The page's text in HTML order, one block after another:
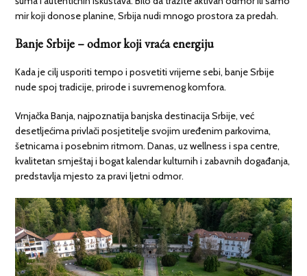
mir koji donose planine, Srbija nudi mnogo prostora za predah.
Banje Srbije – odmor koji vraća energiju
Kada je cilj usporiti tempo i posvetiti vrijeme sebi, banje Srbije
nude spoj tradicije, prirode i suvremenog komfora.
Vrnjačka Banja, najpoznatija banjska destinacija Srbije, već
desetljećima privlači posjetitelje svojim uređenim parkovima,
šetnicama i posebnim ritmom. Danas, uz wellness i spa centre,
kvalitetan smještaj i bogat kalendar kulturnih i zabavnih događanja,
predstavlja mjesto za pravi ljetni odmor.